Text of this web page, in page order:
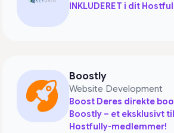
INKLUDERET i dit
Boostly
Website Development
Boost Deres direkte
Boostly – et eksklusivt
Hostfully-medlemmer!